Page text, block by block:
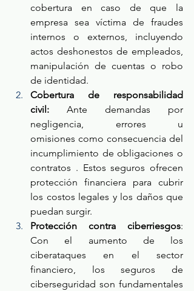
cobertura en caso de que la
empresa sea víctima de fraudes
internos o externos, incluyendo
actos deshonestos de empleados,
manipulación de cuentas o robo
de identidad.
Cobertura de responsabilidad
civil: Ante demandas por
negligencia, errores u
omisiones como consecuencia del
incumplimiento de obligaciones o
contratos . Estos seguros ofrecen
protección financiera para cubrir
los costos legales y los daños que
puedan surgir.
Protección contra ciberriesgos:
Con el aumento de los
ciberataques en el sector
financiero, los seguros de
ciberseguridad son fundamentales